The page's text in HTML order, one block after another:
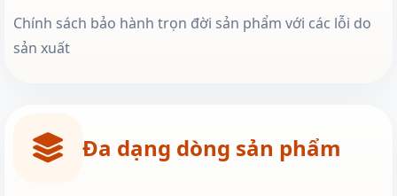
Chính sách bảo hành trọn đời sản phẩm với các lỗi do
sản xuất
Đa dạng dòng sản phẩm